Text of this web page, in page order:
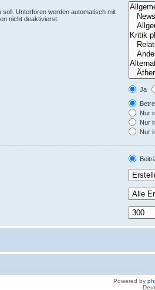
Unterforen werden automatisch mit
nicht deaktivierst.
Ja
Nur
Nur
Nur
Powered by